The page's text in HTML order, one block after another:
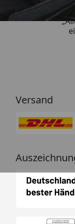
Versand